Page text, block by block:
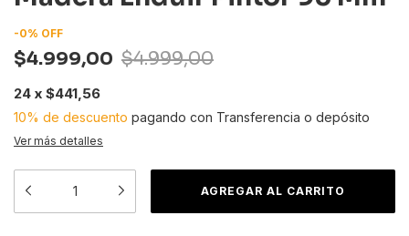
-0% OFF
$4.999,00 $4.999,00
24 x $441,56
10% de descuento pagando con Transferencia o depósito
Ver más detalles